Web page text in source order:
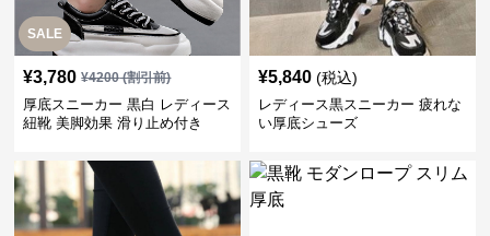
SALE
¥3,780 ¥4200(割引前)
厚底スニーカー 黒白 レディース
紐靴 美脚効果 滑り止め付き
¥5,840 (税込)
レディース黒スニーカー 疲れな
い厚底シューズ